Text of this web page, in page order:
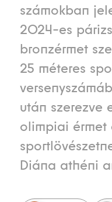
számokban
2024-es
bronzérmet
25 méteres
után szerezve
olimpiai érmet
Diána athéni